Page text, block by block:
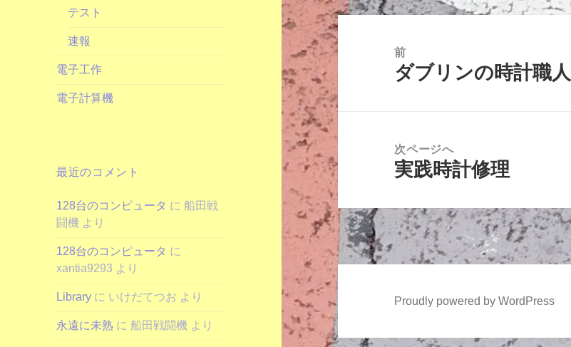
テスト
速報
電子工作
電子計算機
最近のコメント
128台のコンピュータ に船田戦
闘機 より
128台のコンピュータ に
xantia9293 より
Library に いけだてつお より
永遠に未熟 に船田戦闘機 より
投
稿
ビ
ゲ
ョ
前
前
ダブリンの時計職人
次ページへ
次
投
稿:
実践時計修理
Proudly powered by WordPress